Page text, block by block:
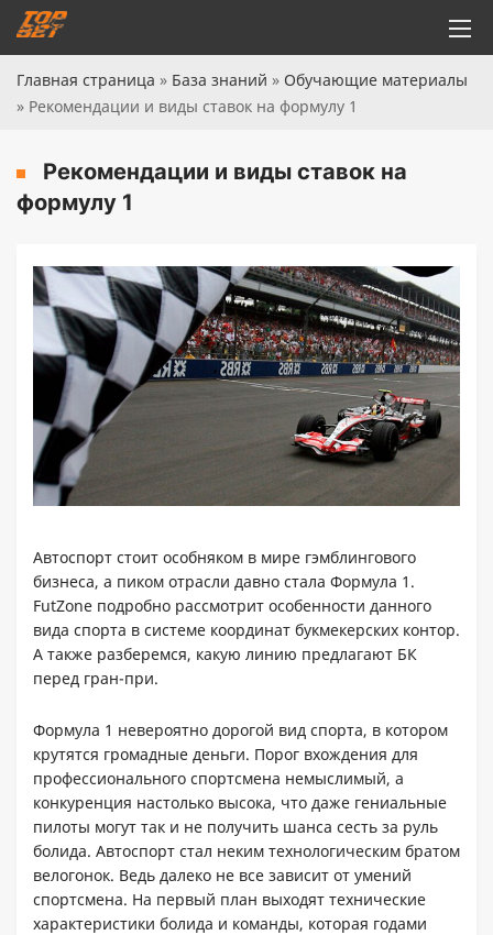
Главная страница » База знаний » Обучающие материалы
» Рекомендации и виды ставок на формулу 1
Рекомендации и виды ставок на
формулу 1
Автоспорт стоит особняком в мире гэмблингового
бизнеса, а пиком отрасли давно стала Формула 1.
FutZone подробно рассмотрит особенности данного
вида спорта в системе координат букмекерских контор.
А также разберемся, какую линию предлагают БК
перед гран-при.
Формула 1 невероятно дорогой вид спорта, в котором
крутятся громадные деньги. Порог вхождения для
профессионального спортсмена немыслимый, а
конкуренция настолько высока, что даже гениальные
пилоты могут так и не получить шанса сесть за руль
болида. Автоспорт стал неким технологическим братом
велогонок. Ведь далеко не все зависит от умений
спортсмена. На первый план выходят технические
характеристики болида и команды, которая годами